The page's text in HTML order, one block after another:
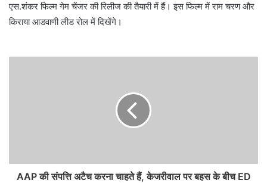
एस.शंकर फिल्म गेम चेंजर की रिलीज की तैयारी में हैं। इस फिल्म में राम चरण और
किराया आडवाणी लीड रोल में दिखेंगे।
AAP की संपत्ति अटैच करना चाहते हैं, केजरीवाल पर बहस के बीच ED